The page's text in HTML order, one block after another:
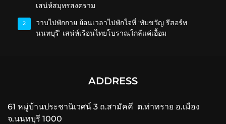
เสน่ห์สมุทรสงคราม
2
วาบไปพักกาย ย้อนเวลาไปพักใจที่ ‘ทับขวัญ รีสอร์ท
นนทบุรี’ เสน่ห์เรือนไทยโบราณใกล้แค่เอื้อม
ADDRESS
61 หมู่บ้านประชานิเวศน์ 3 ถ.สามัคคี ต.ท่าทราย อ.เมือง
จ.นนทบุรี 1000